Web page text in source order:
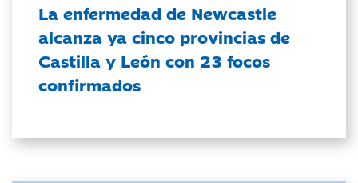
La enfermedad de Newcastle
alcanza ya cinco provincias de
Castilla y León con 23 focos
confirmados